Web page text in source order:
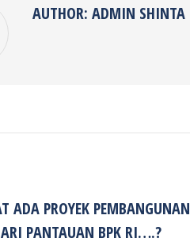
AUTHOR: ADMIN SHINTA
ADA PROYEK PEMBANGUNAN
PANTAUAN BPK RI….?